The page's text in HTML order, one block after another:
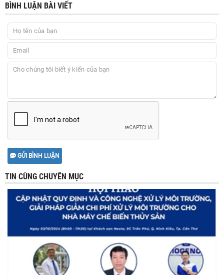
BÌNH LUẬN BÀI VIẾT
GỬI BÌNH LUẬN
TIN CÙNG CHUYÊN MỤC